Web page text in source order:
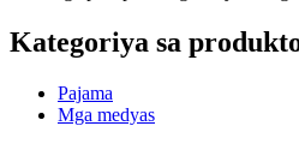
Kategoriya sa
Pajama
Mga medyas